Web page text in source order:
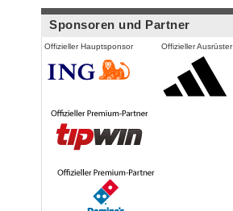
Sponsoren und Partner
Offizieller Hauptsponsor Offizieller Ausrüster